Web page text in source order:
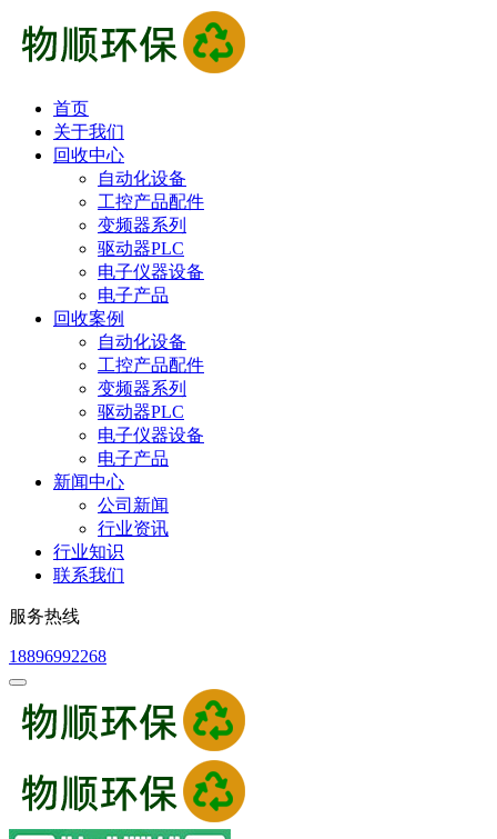
首页
关于我们
回收中心
自动化设备
工控产品配件
变频器系列
驱动器PLC
电子仪器设备
电子产品
回收案例
自动化设备
工控产品配件
变频器系列
驱动器PLC
电子仪器设备
电子产品
新闻中心
公司新闻
行业资讯
行业知识
联系我们
服务热线
18896992268